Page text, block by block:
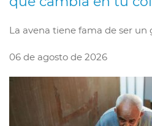
La avena tiene fama de ser un
06 de agosto de 2026